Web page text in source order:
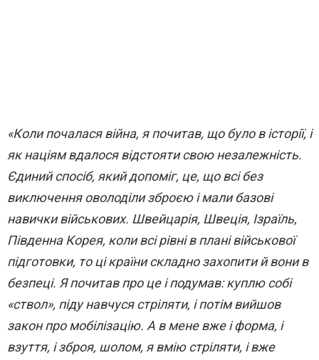
«Коли почалася війна, я почитав, що було в історії, і
як націям вдалося відстояти свою незалежність.
Єдиний спосіб, який допоміг, це, що всі без
виключення оволоділи зброєю і мали базові
навички військових. Швейцарія, Швеція, Ізраїль,
Південна Корея, коли всі рівні в плані військової
підготовки, то ці країни складно захопити й вони в
безпеці. Я почитав про це і подумав: куплю собі
«ствол», піду навчуся стріляти, і потім вийшов
закон про мобілізацію. А в мене вже і форма, і
взуття, і зброя, шолом, я вмію стріляти, і вже